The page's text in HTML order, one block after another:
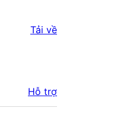
Tải về
Hỗ trợ